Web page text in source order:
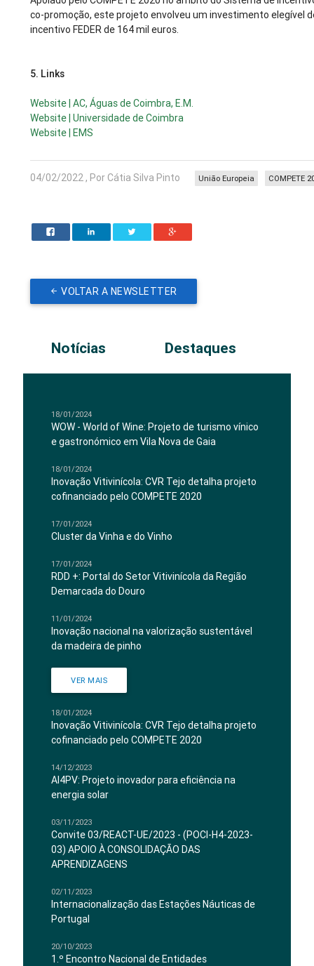
co-promoção, este projeto envolveu um investimento elegível
incentivo FEDER de 164 mil euros.
5. Links
Website | AC, Águas de Coimbra, E.M.
Website | Universidade de Coimbra
Website | EMS
04/02/2022 , Por Cátia Silva Pinto COMPETE
União Europeia
VOLTAR A NEWSLETTER
Notícias Destaques
18/01/2024
WOW - World of Wine: Projeto de turismo vínico
e gastronómico em Vila Nova de Gaia
18/01/2024
Inovação Vitivinícola: CVR Tejo detalha projeto
cofinanciado pelo COMPETE 2020
17/01/2024
Cluster da Vinha e do Vinho
17/01/2024
RDD +: Portal do Setor Vitivinícola da Região
Demarcada do Douro
11/01/2024
Inovação nacional na valorização sustentável
da madeira de pinho
VER MAIS
18/01/2024
Inovação Vitivinícola: CVR Tejo detalha projeto
cofinanciado pelo COMPETE 2020
14/12/2023
AI4PV: Projeto inovador para eficiência na
energia solar
03/11/2023
Convite 03/REACT-UE/2023 - (POCI-H4-2023-
03) APOIO À CONSOLIDAÇÃO DAS
APRENDIZAGENS
02/11/2023
Internacionalização das Estações Náuticas de
Portugal
20/10/2023
1.º Encontro Nacional de Entidades